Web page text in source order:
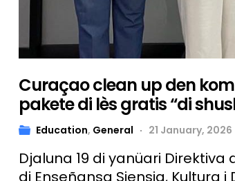
Curaçao clean up den
pakete di lès gratis “di
Education, General 21 January, 2026
Djaluna 19 di yanüari
di Enseñansa Siensia, Kultura